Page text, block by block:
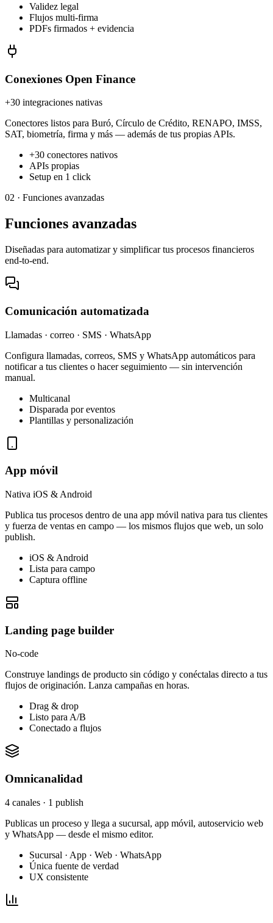
Validez legal
Flujos multi-firma
PDFs firmados + evidencia
Conexiones Open Finance
+30 integraciones nativas
Conectores listos para Buró, Círculo de Crédito, RENAPO, IMSS,
SAT, biometría, firma y más — además de tus propias APIs.
+30 conectores nativos
APIs propias
Setup en 1 click
02 · Funciones avanzadas
Funciones avanzadas
Diseñadas para automatizar y simplificar tus procesos financieros
end-to-end.
Comunicación automatizada
Llamadas · correo · SMS · WhatsApp
Configura llamadas, correos, SMS y WhatsApp automáticos para
notificar a tus clientes o hacer seguimiento — sin intervención
manual.
Multicanal
Disparada por eventos
Plantillas y personalización
App móvil
Nativa iOS & Android
Publica tus procesos dentro de una app móvil nativa para tus clientes
y fuerza de ventas en campo — los mismos flujos que web, un solo
publish.
iOS & Android
Lista para campo
Captura offline
Landing page builder
No-code
Construye landings de producto sin código y conéctalas directo a tus
flujos de originación. Lanza campañas en horas.
Drag & drop
Listo para A/B
Conectado a flujos
Omnicanalidad
4 canales · 1 publish
Publicas un proceso y llega a sucursal, app móvil, autoservicio web
y WhatsApp — desde el mismo editor.
Sucursal · App · Web · WhatsApp
Única fuente de verdad
UX consistente